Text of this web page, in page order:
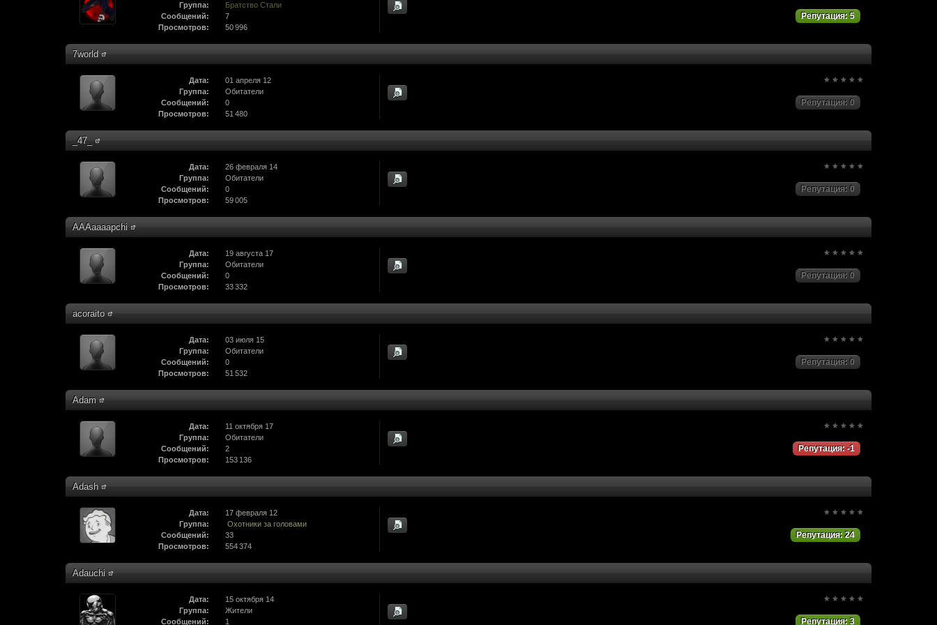
Группа:
Братство Стали
Сообщений:
7
Просмотров:
50 996
Репутация: 5
7world
Дата:
01 апреля 12
Группа:
Обитатели
Сообщений:
0
Просмотров:
51 480
Репутация: 0
_47_
Дата:
26 февраля 14
Группа:
Обитатели
Сообщений:
0
Просмотров:
59 005
Репутация: 0
AAAaaaapchi
Дата:
19 августа 17
Группа:
Обитатели
Сообщений:
0
Просмотров:
33 332
Репутация: 0
acoraito
Дата:
03 июля 15
Группа:
Обитатели
Сообщений:
0
Просмотров:
51 532
Репутация: 0
Adam
Дата:
11 октября 17
Группа:
Обитатели
Сообщений:
2
Просмотров:
153 136
Репутация: -1
Adash
Дата:
17 февраля 12
Группа:
Охотники за головами
Сообщений:
33
Просмотров:
554 374
Репутация: 24
Adauchi
Дата:
15 октября 14
Группа:
Жители
Сообщений:
1 Репутация: 3